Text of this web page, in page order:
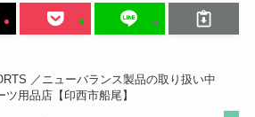
／ニューバランス製品の取り扱い中
ツ用品店【印西市船尾】